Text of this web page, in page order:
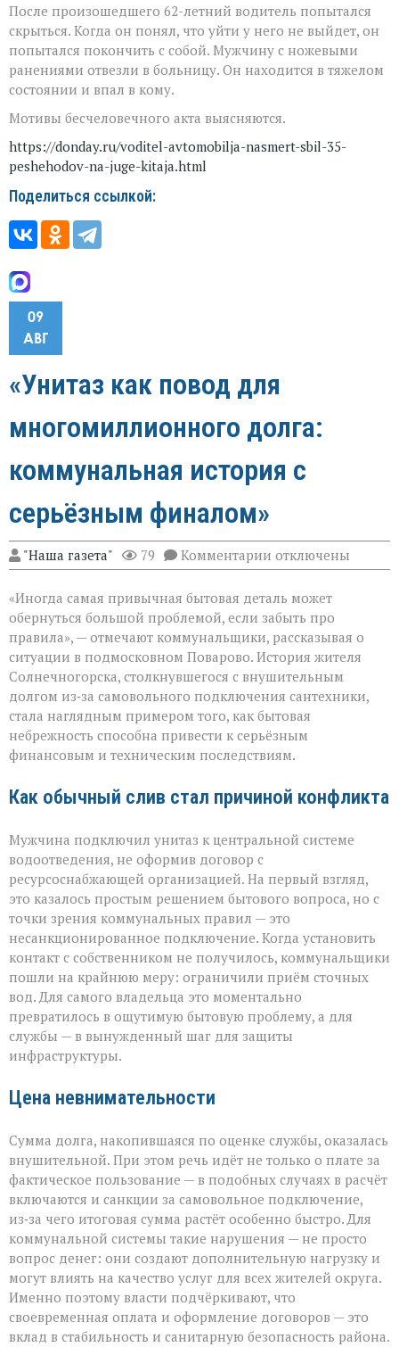
После произошедшего 62-летний водитель попытался
скрыться. Когда он понял, что уйти у него не выйдет, он
попытался покончить с собой. Мужчину с ножевыми
ранениями отвезли в больницу. Он находится в тяжелом
состоянии и впал в кому.
Мотивы бесчеловечного акта выясняются.
https://donday.ru/voditel-avtomobilja-nasmert-sbil-35-
peshehodov-na-juge-kitaja.html
Поделиться ссылкой:
09
АВГ
«Унитаз как повод для
многомиллионного долга:
коммунальная история с
серьёзным финалом»
"Наша газета" 79 Комментарии к
записи
как
повод
долга:
коммунальная
история
с
серьёзным
финалом»
отключены
«Иногда самая привычная бытовая деталь может
обернуться большой проблемой, если забыть про
правила», — отмечают коммунальщики, рассказывая о
ситуации в подмосковном Поварово. История жителя
Солнечногорска, столкнувшегося с внушительным
долгом из‑за самовольного подключения сантехники,
стала наглядным примером того, как бытовая
небрежность способна привести к серьёзным
финансовым и техническим последствиям.
Как обычный слив стал причиной конфликта
Мужчина подключил унитаз к центральной системе
водоотведения, не оформив договор с
ресурсоснабжающей организацией. На первый взгляд,
это казалось простым решением бытового вопроса, но с
точки зрения коммунальных правил — это
несанкционированное подключение. Когда установить
контакт с собственником не получилось, коммунальщики
пошли на крайнюю меру: ограничили приём сточных
вод. Для самого владельца это моментально
превратилось в ощутимую бытовую проблему, а для
службы — в вынужденный шаг для защиты
инфраструктуры.
Цена невнимательности
Сумма долга, накопившаяся по оценке службы, оказалась
внушительной. При этом речь идёт не только о плате за
фактическое пользование — в подобных случаях в расчёт
включаются и санкции за самовольное подключение,
из‑за чего итоговая сумма растёт особенно быстро. Для
коммунальной системы такие нарушения — не просто
вопрос денег: они создают дополнительную нагрузку и
могут влиять на качество услуг для всех жителей округа.
Именно поэтому власти подчёркивают, что
своевременная оплата и оформление договоров — это
вклад в стабильность и санитарную безопасность района.